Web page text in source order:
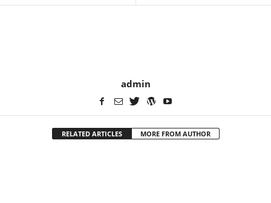
admin
RELATED ARTICLES MORE FROM AUTHOR